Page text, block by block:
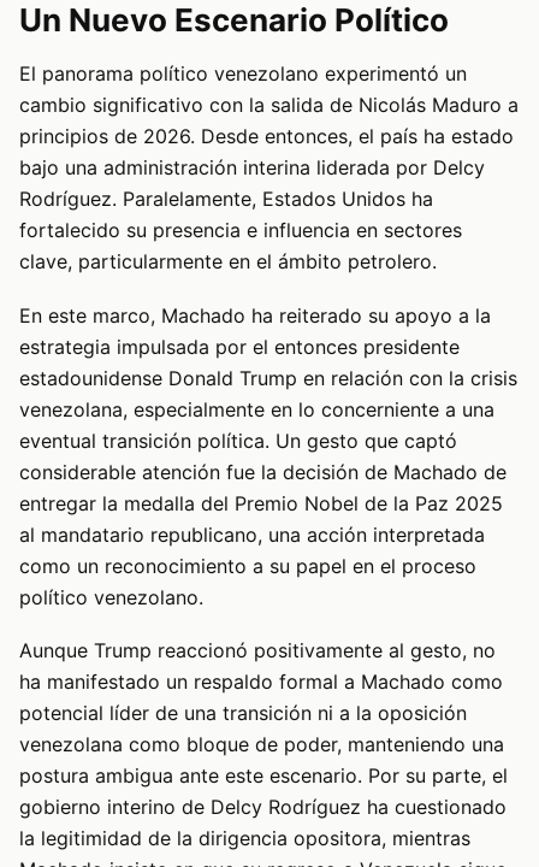
Un Nuevo Escenario Político
El panorama político venezolano experimentó un
cambio significativo con la salida de Nicolás Maduro a
principios de 2026. Desde entonces, el país ha estado
bajo una administración interina liderada por Delcy
Rodríguez. Paralelamente, Estados Unidos ha
fortalecido su presencia e influencia en sectores
clave, particularmente en el ámbito petrolero.
En este marco, Machado ha reiterado su apoyo a la
estrategia impulsada por el entonces presidente
estadounidense Donald Trump en relación con la crisis
venezolana, especialmente en lo concerniente a una
eventual transición política. Un gesto que captó
considerable atención fue la decisión de Machado de
entregar la medalla del Premio Nobel de la Paz 2025
al mandatario republicano, una acción interpretada
como un reconocimiento a su papel en el proceso
político venezolano.
Aunque Trump reaccionó positivamente al gesto, no
ha manifestado un respaldo formal a Machado como
potencial líder de una transición ni a la oposición
venezolana como bloque de poder, manteniendo una
postura ambigua ante este escenario. Por su parte, el
gobierno interino de Delcy Rodríguez ha cuestionado
la legitimidad de la dirigencia opositora, mientras